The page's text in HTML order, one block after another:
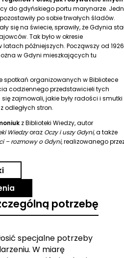
do gdyńskiego portu marynarze.
po sobie trwałych śladów.
się na świecie, sprawiły, że Gdynia
Tak było w okresie
późniejszych. Począwszy od 1926
w Gdyni mieszkających tu
spotkań organizowanych w Bibliotece
codziennego przedstawicieli tych
zajmowali, jakie były radości i smutki
odległych stron.
z Biblioteki Wiedzy, autor
Wiedzyoraz Oczy i uszy Gdyni, a także
– rozmowy o Gdyni, realizowanego
potrzebę
specjalne potrzeby
W miarę